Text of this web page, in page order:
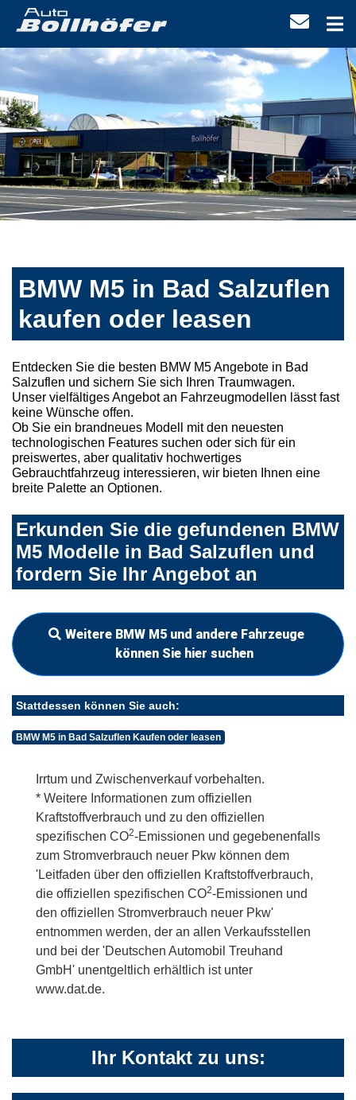
BMW M5 in Bad Salzuflen
kaufen oder leasen
Entdecken Sie die besten BMW M5 Angebote in Bad
Salzuflen und sichern Sie sich Ihren Traumwagen.
Unser vielfältiges Angebot an Fahrzeugmodellen lässt fast
keine Wünsche offen.
Ob Sie ein brandneues Modell mit den neuesten
technologischen Features suchen oder sich für ein
preiswertes, aber qualitativ hochwertiges
Gebrauchtfahrzeug interessieren, wir bieten Ihnen eine
breite Palette an Optionen.
Erkunden Sie die gefundenen BMW
M5 Modelle in Bad Salzuflen und
fordern Sie Ihr Angebot an
Weitere BMW M5 und andere Fahrzeuge
können Sie hier suchen
Stattdessen können Sie auch:
BMW M5 in Bad Salzuflen Kaufen oder leasen
Irrtum und Zwischenverkauf vorbehalten.
* Weitere Informationen zum offiziellen
Kraftstoffverbrauch und zu den offiziellen
spezifischen CO2-Emissionen und gegebenenfalls
zum Stromverbrauch neuer Pkw können dem
'Leitfaden über den offiziellen Kraftstoffverbrauch,
die offiziellen spezifischen CO2-Emissionen und
den offiziellen Stromverbrauch neuer Pkw'
entnommen werden, der an allen Verkaufsstellen
und bei der 'Deutschen Automobil Treuhand
GmbH' unentgeltlich erhältlich ist unter
www.dat.de.
Ihr Kontakt zu uns: